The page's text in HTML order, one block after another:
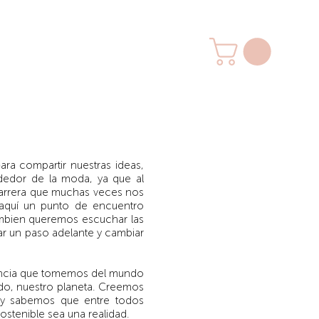
compartir nuestras ideas,
de la moda, ya que al
que muchas veces nos
un punto de encuentro
queremos escuchar las
un paso adelante y cambiar
que tomemos del mundo
nuestro planeta. Creemos
sabemos que entre todos
sea una realidad.